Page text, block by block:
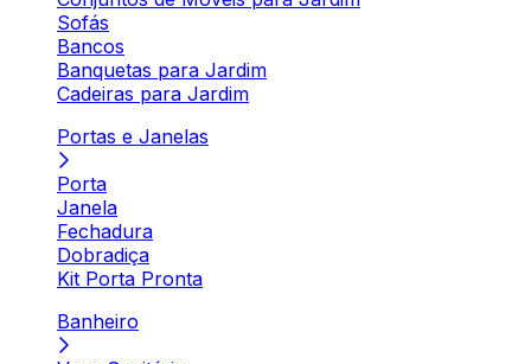
Sofás
Bancos
Banquetas para Jardim
Cadeiras para Jardim
Portas e Janelas
Porta
Janela
Fechadura
Dobradiça
Kit Porta Pronta
Banheiro